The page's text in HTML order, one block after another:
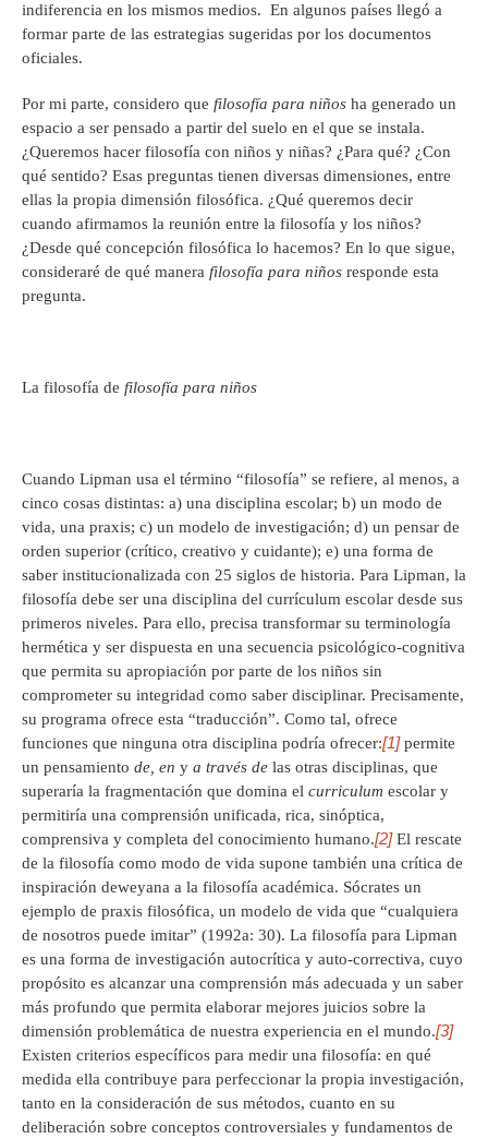
indiferencia en los mismos medios. En algunos países llegó a
formar parte de las estrategias sugeridas por los documentos
oficiales.
Por mi parte, considero que filosofía para niños ha generado un
espacio a ser pensado a partir del suelo en el que se instala.
¿Queremos hacer filosofía con niños y niñas? ¿Para qué? ¿Con
qué sentido? Esas preguntas tienen diversas dimensiones, entre
ellas la propia dimensión filosófica. ¿Qué queremos decir
cuando afirmamos la reunión entre la filosofía y los niños?
¿Desde qué concepción filosófica lo hacemos? En lo que sigue,
consideraré de qué manera filosofía para niños responde esta
pregunta.
La filosofía de filosofía para niños
Cuando Lipman usa el término “filosofía” se refiere, al menos, a
cinco cosas distintas: a) una disciplina escolar; b) un modo de
vida, una praxis; c) un modelo de investigación; d) un pensar de
orden superior (crítico, creativo y cuidante); e) una forma de
saber institucionalizada con 25 siglos de historia. Para Lipman, la
filosofía debe ser una disciplina del currículum escolar desde sus
primeros niveles. Para ello, precisa transformar su terminología
hermética y ser dispuesta en una secuencia psicológico-cognitiva
que permita su apropiación por parte de los niños sin
comprometer su integridad como saber disciplinar. Precisamente,
su programa ofrece esta “traducción”. Como tal, ofrece
funciones que ninguna otra disciplina podría ofrecer:[1]permite
un pensamiento de, en y a través de las otras disciplinas, que
superaría la fragmentación que domina el curriculum escolar y
permitiría una comprensión unificada, rica, sinóptica,
comprensiva y completa del conocimiento humano.[2]El rescate
de la filosofía como modo de vida supone también una crítica de
inspiración deweyana a la filosofía académica. Sócrates un
ejemplo de praxis filosófica, un modelo de vida que “cualquiera
de nosotros puede imitar” (1992a: 30). La filosofía para Lipman
es una forma de investigación autocrítica y auto-correctiva, cuyo
propósito es alcanzar una comprensión más adecuada y un saber
más profundo que permita elaborar mejores juicios sobre la
dimensión problemática de nuestra experiencia en el mundo.[3]
Existen criterios específicos para medir una filosofía: en qué
medida ella contribuye para perfeccionar la propia investigación,
tanto en la consideración de sus métodos, cuanto en su
deliberación sobre conceptos controversiales y fundamentos de